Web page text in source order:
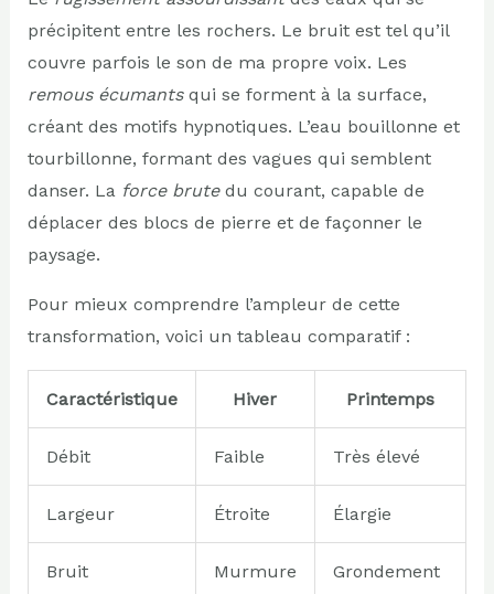
précipitent entre les rochers. Le bruit est tel qu’il
couvre parfois le son de ma propre voix. Les
remous écumantsqui se forment à la surface,
créant des motifs hypnotiques. L’eau bouillonne et
tourbillonne, formant des vagues qui semblent
danser. La force brutedu courant, capable de
déplacer des blocs de pierre et de façonner le
paysage.
Pour mieux comprendre l’ampleur de cette
transformation, voici un tableau comparatif :
Caractéristique Hiver Printemps
Débit Faible Très élevé
Largeur Étroite Élargie
Bruit Murmure Grondement